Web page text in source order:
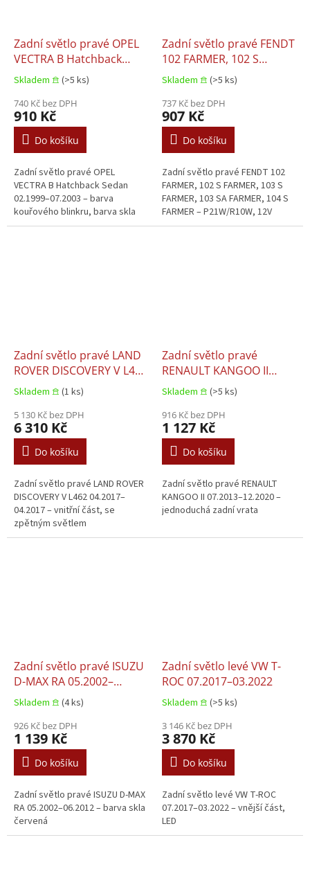
Zadní světlo pravé OPEL
VECTRA B Hatchback
Sedan 02.1999–07.2003
Skladem 𖠿 (>5 ks)
740 Kč bez DPH
910 Kč
Do košíku
Zadní světlo pravé OPEL
VECTRA B Hatchback Sedan
02.1999–07.2003 – barva
kouřového blinkru, barva skla
červená
Zadní světlo pravé FENDT
102 FARMER, 102 S
FARMER, 103 S FARMER,
103 SA FARMER, 104 S
FARMER
Skladem 𖠿 (>5 ks)
737 Kč bez DPH
907 Kč
Do košíku
Zadní světlo pravé FENDT 102
FARMER, 102 S FARMER, 103 S
FARMER, 103 SA FARMER, 104 S
FARMER – P21W/R10W, 12V
Zadní světlo pravé LAND
ROVER DISCOVERY V L462
04.2017–04.2017
Skladem 𖠿 (1 ks)
5 130 Kč bez DPH
6 310 Kč
Do košíku
Zadní světlo pravé LAND ROVER
DISCOVERY V L462 04.2017–
04.2017 – vnitřní část, se
zpětným světlem
Zadní světlo pravé
RENAULT KANGOO II
07.2013–12.2020
Skladem 𖠿 (>5 ks)
916 Kč bez DPH
1 127 Kč
Do košíku
Zadní světlo pravé RENAULT
KANGOO II 07.2013–12.2020 –
jednoduchá zadní vrata
Zadní světlo pravé ISUZU
D-MAX RA 05.2002–
06.2012
Skladem 𖠿 (4 ks)
926 Kč bez DPH
1 139 Kč
Do košíku
Zadní světlo pravé ISUZU D-MAX
RA 05.2002–06.2012 – barva skla
červená
Zadní světlo levé VW T-
ROC 07.2017–03.2022
Skladem 𖠿 (>5 ks)
3 146 Kč bez DPH
3 870 Kč
Do košíku
Zadní světlo levé VW T-ROC
07.2017–03.2022 – vnější část,
LED